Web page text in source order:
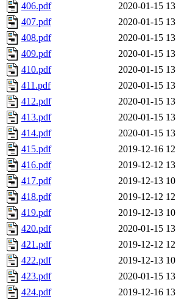
406.pdf 2020-01-15
407.pdf
2020-01-15
408.pdf
2020-01-15
409.pdf
2020-01-15
410.pdf
2020-01-15
411.pdf
2020-01-15
412.pdf
2020-01-15
413.pdf
2020-01-15
414.pdf
2020-01-15
415.pdf
2019-12-16
416.pdf
2019-12-12
417.pdf
2019-12-13
418.pdf
2019-12-12
419.pdf
2019-12-13
420.pdf
2020-01-15
421.pdf
2019-12-12
422.pdf
2019-12-13
423.pdf
2020-01-15
424.pdf
2019-12-16